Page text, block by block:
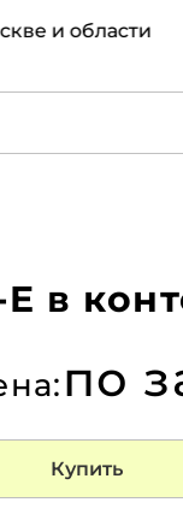
области
в
по
Купить